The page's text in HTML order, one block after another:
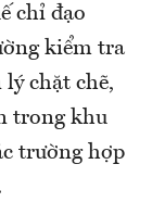
chỉ đạo
kiểm tra
lý chặt chẽ,
trong khu
trường hợp